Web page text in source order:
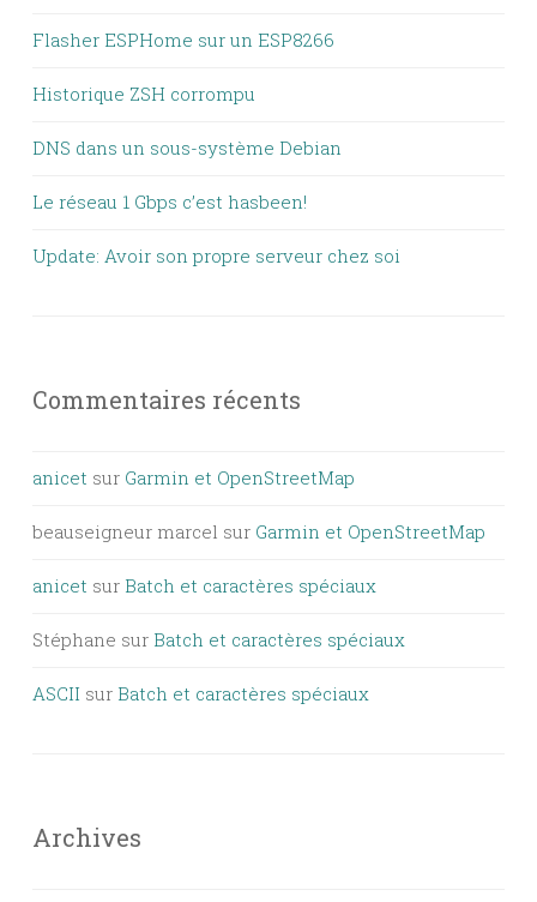
Flasher ESPHome sur un ESP8266
Historique ZSH corrompu
DNS dans un sous-système Debian
Le réseau 1 Gbps c’est hasbeen!
Update: Avoir son propre serveur chez soi
Commentaires récents
anicet sur Garmin et OpenStreetMap
beauseigneur marcel sur Garmin et OpenStreetMap
anicet sur Batch et caractères spéciaux
Stéphane sur Batch et caractères spéciaux
ASCII sur Batch et caractères spéciaux
Archives